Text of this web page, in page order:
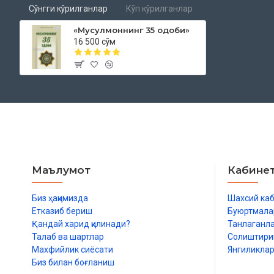
Сўнгги кўрилганлар Кўп кўрилганлар
«Мусулмоннинг 35 одоби»
16 500 сўм
Маълумот
Биз ҳақимизда
Етказиб бериш
Қандай харид қилинади?
Талаб ва шартлар
Махфийлик сиёсати
Биз билан боғланиш
Шахсий
Янгиликлар